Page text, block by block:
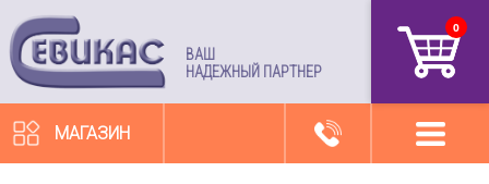
ВАШ
НАДЕЖНЫЙ ПАРТНЕР
0
МАГАЗИН